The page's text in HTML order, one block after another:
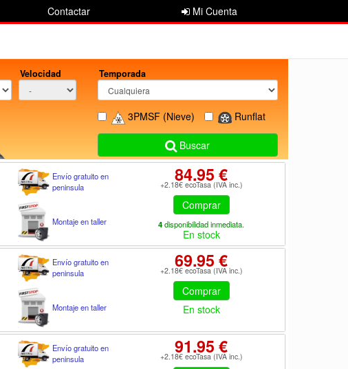
Contactar Mi Cuenta
Velocidad Temporada
3PMSF (Nieve) Runflat
Buscar
Envío gratuito en
peninsula
Montaje en taller
84.95 €
+2.18€ ecoTasa (IVA inc.)
Comprar
4disponibilidad inmediata.
En stock
Envío gratuito en
peninsula
Montaje en taller
69.95 €
+2.18€ ecoTasa (IVA inc.)
Comprar
En stock
Envío gratuito en
peninsula
91.95 €
+2.18€ ecoTasa (IVA inc.)